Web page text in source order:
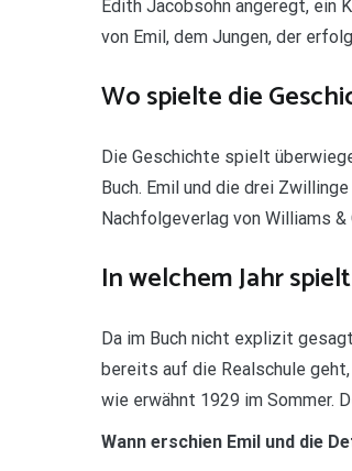
Edith Jacobsohn angeregt, ein
von Emil, dem Jungen, der
Wo spielte die
Die Geschichte spielt
Buch. Emil und die drei
Nachfolgeverlag von Williams &
In welchem Jahr
Da im Buch nicht explizit
bereits auf die Realschule
wie erwähnt 1929 im Sommer.
Wann erschien Emil und die